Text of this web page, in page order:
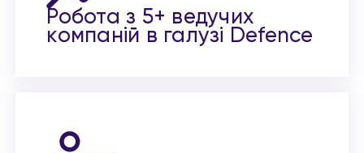
Робота з 5+ ведучих
компаній в галузі Defence